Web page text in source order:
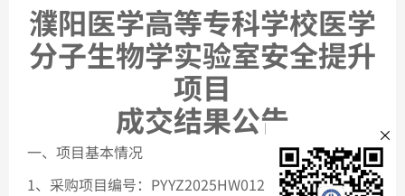
视频
全部
濮阳医学高等专科学校医学
分子生物学实验室安全提升
项目
成交结果公告
一、项目基本情况
1、采购项目编号：PYYZ2025HW012
×